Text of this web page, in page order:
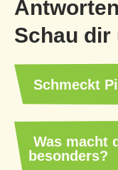
Schau dir
Schmeckt
Was macht
besonders?